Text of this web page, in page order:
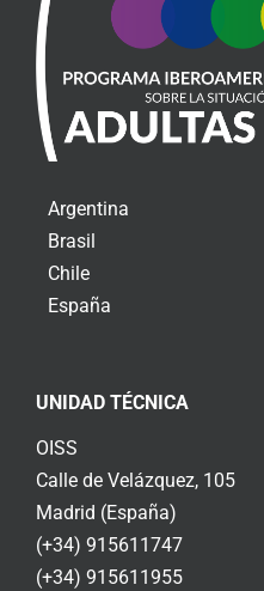
Argentina
Brasil
Chile
España
UNIDAD TÉCNICA
OISS
Calle de Velázquez, 105
Madrid (España)
(+34) 915611747
(+34) 915611955